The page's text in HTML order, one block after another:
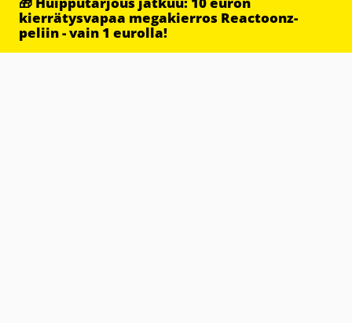
kierrätysvapaa megakierros Reactoonz-
peliin - vain 1 eurolla!